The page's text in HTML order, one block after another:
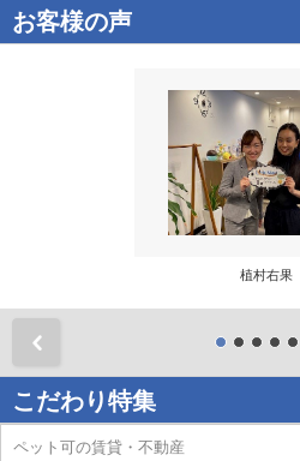
お客様の声
植村右果
こだわり特集
ペット可の賃貸・不動産